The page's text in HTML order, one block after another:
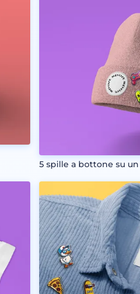
5 spille a bottone su